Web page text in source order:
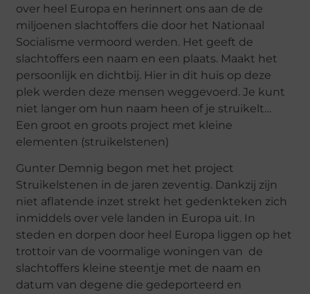
over heel Europa en herinnert ons aan de de
miljoenen slachtoffers die door het Nationaal
Socialisme vermoord werden. Het geeft de
slachtoffers een naam en een plaats. Maakt het
persoonlijk en dichtbij. Hier in dit huis op deze
plek werden deze mensen weggevoerd. Je kunt
niet langer om hun naam heen of je struikelt…
Een groot en groots project met kleine
elementen (struikelstenen)
Gunter Demnig begon met het project
Struikelstenen in de jaren zeventig. Dankzij zijn
niet aflatende inzet strekt het gedenkteken zich
inmiddels over vele landen in Europa uit. In
steden en dorpen door heel Europa liggen op het
trottoir van de voormalige woningen van de
slachtoffers kleine steentje met de naam en
datum van degene die gedeporteerd en